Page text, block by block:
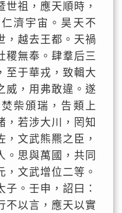
祖，應天順時，
濟宇宙。昊天不
，越去王都。天禍
稷無奉。肆羣后三
至于華戎，致輯大
威，用弗敢違。遂
柴頒瑞，告類上
，若涉大川，罔知
文武熊羆之臣，
。思與萬國，共同
文武增位二等。
。壬申，詔曰：
不以言，應天以實